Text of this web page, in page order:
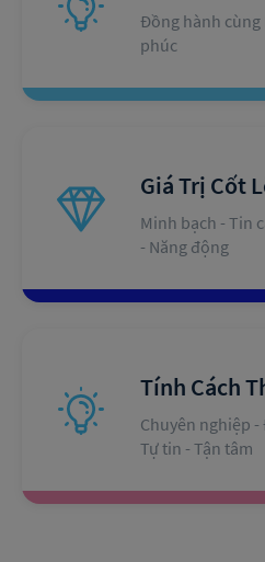
Đồng hành cùng
phúc
Giá Trị Cốt
Minh bạch - Tin
- Năng động
Tính Cách
Chuyên nghiệp
Tự tin - Tận tâm